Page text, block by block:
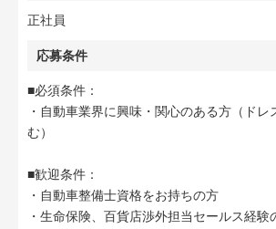
正社員
応募条件
■必須条件：
・自動車業界に興味・関心のある方（ドレ
む）
■歓迎条件：
・自動車整備士資格をお持ちの方
・生命保険、百貨店渉外担当セールス経験